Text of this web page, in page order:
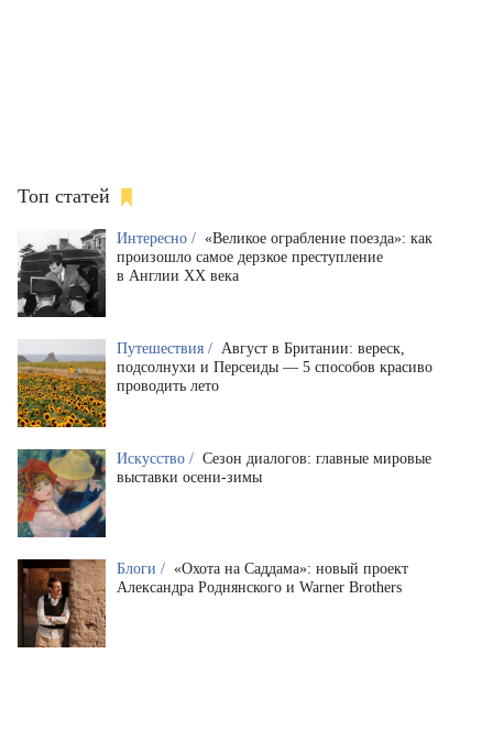
Топ статей
Интересно / «Великое ограбление поезда»: как
произошло самое дерзкое преступление
в Англии XX века
Путешествия / Август в Британии: вереск,
подсолнухи и Персеиды — 5 способов красиво
проводить лето
Искусство / Сезон диалогов: главные мировые
выставки осени-зимы
Блоги / «Охота на Саддама»: новый проект
Александра Роднянского и Warner Brothers